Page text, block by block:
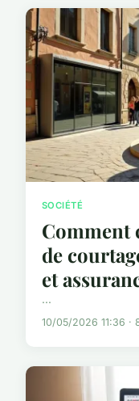
SOCIÉTÉ
Comment
de
et
...
10/05/2026 11:36 ·